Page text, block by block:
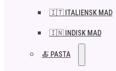
🇮🇹 ITALIENSK MAD​
🇮🇳 INDISK MAD​
🍝 PASTA